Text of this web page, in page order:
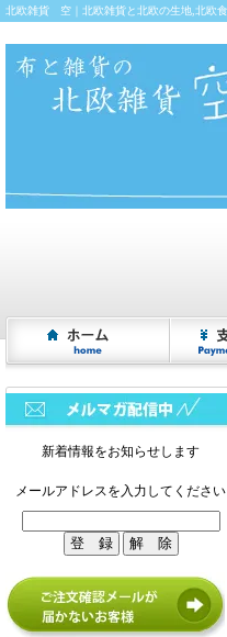
北欧雑貨 空｜北欧雑貨と北欧の生地,北欧
新着情報をお知らせします
メールアドレスを入力してください